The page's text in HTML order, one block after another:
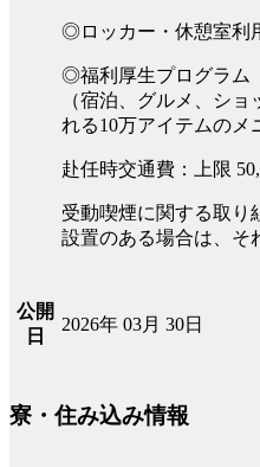
◎ロッカー・休憩室利
◎福利厚生プログラム
（宿泊、グルメ、シ
れる10万アイテムのメ
赴任時交通費：上限
受動喫煙に関する取り
設置のある場合は、そ
公開
日
2026年 03月 30日
寮・住み込み情報